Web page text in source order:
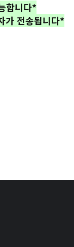
합니다*
가 전송됩니다*